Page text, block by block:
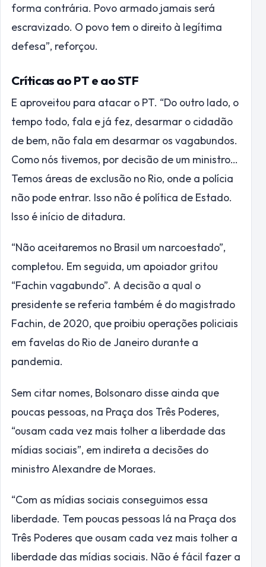
forma contrária. Povo armado jamais será
escravizado. O povo tem o direito à legítima
defesa”, reforçou.
Críticas ao PT e ao STF
E aproveitou para atacar o PT. “Do outro lado, o
tempo todo, fala e já fez, desarmar o cidadão
de bem, não fala em desarmar os vagabundos.
Como nós tivemos, por decisão de um ministro…
Temos áreas de exclusão no Rio, onde a polícia
não pode entrar. Isso não é política de Estado.
Isso é início de ditadura.
“Não aceitaremos no Brasil um narcoestado”,
completou. Em seguida, um apoiador gritou
“Fachin vagabundo”. A decisão a qual o
presidente se referia também é do magistrado
Fachin, de 2020, que proibiu operações policiais
em favelas do Rio de Janeiro durante a
pandemia.
Sem citar nomes, Bolsonaro disse ainda que
poucas pessoas, na Praça dos Três Poderes,
“ousam cada vez mais tolher a liberdade das
mídias sociais”, em indireta a decisões do
ministro Alexandre de Moraes.
“Com as mídias sociais conseguimos essa
liberdade. Tem poucas pessoas lá na Praça dos
Três Poderes que ousam cada vez mais tolher a
liberdade das mídias sociais. Não é fácil fazer a